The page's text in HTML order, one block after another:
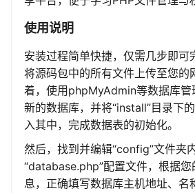
使用说明
安装过程简单快捷，仅需几步即可
将源码包中的所有文件上传至您的
着，使用phpMyAdmin等数据库管
新的数据库，并将“install”目录下
入其中，完成数据表的初始化。
然后，找到并编辑“config”文件夹
“database.php”配置文件，根据
息，正确填写数据库主机地址、名